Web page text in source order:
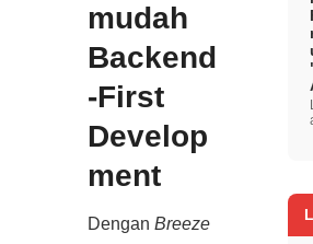
mudah
Backend
‑First
Develop
ment
Dengan Breeze